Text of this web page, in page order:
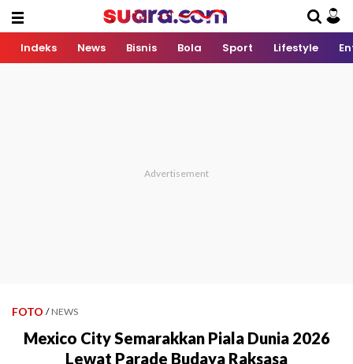
Indeks News Bisnis Bola Sport Lifestyle
FOTO / NEWS
Mexico City Semarakkan Piala Dunia 2026
Lewat Parade Budaya Raksasa